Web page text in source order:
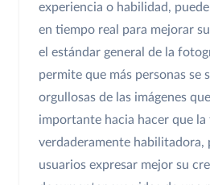
experiencia o habilidad,
en tiempo real para mejorar
el estándar general de la
permite que más personas se
orgullosas de las imágenes
importante hacia hacer que la
verdaderamente habilitadora,
usuarios expresar mejor su